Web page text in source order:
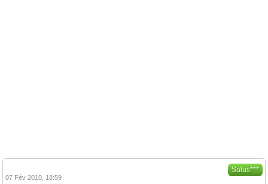
Salus***
07 Fév 2010, 18:59